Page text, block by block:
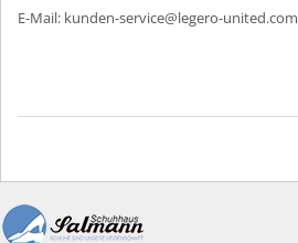
E-Mail: kunden-service@legero-united.com